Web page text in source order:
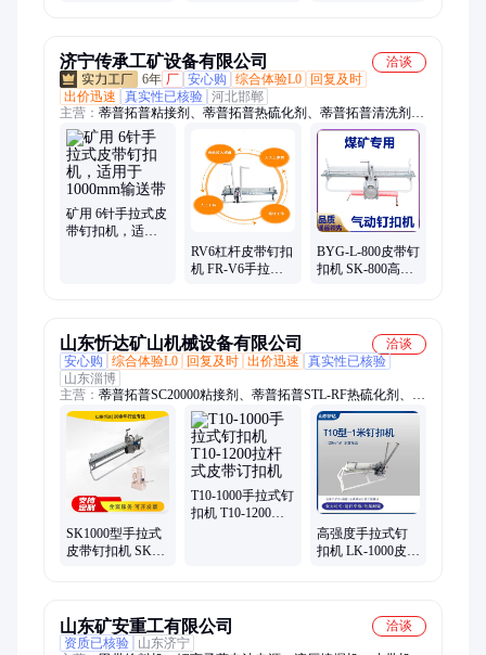
济宁传承工矿设备有限公司
洽谈
6年 厂 安心购 综合体验L0
回复及时
出价迅速
真实性已核验 河北邯郸
主营： 蒂普拓普粘接剂、蒂普拓普热硫化剂、蒂普拓普清洗剂、
高强度皮带扣、皮带钉扣机、狮王皮带扣钉扣机、高罗皮带扣钉
扣机、皮带聚氨酯清扫器、皮带胶、皮带修补条、蒂普拓普缓冲
条、蒂普拓普芯胶面胶、快速橡胶修补剂、高分子橡胶修复颗粒
胶、高分子聚乙烯托辊、非金属托辊、缓冲床、导料槽挡尘帘、
矿用气动带锯、高强度修补胶、SC2000冷硫化粘接剂
矿用 6针手拉式皮
带钉扣机，适用
RV6杠杆皮带钉扣
机 FR-V6手拉式
BYG-L-800皮带钉
扣机 SK-800高强
山东忻达矿山机械设备有限公司
洽谈
安心购
综合体验L0 回复及时 出价迅速
真实性已核验
山东淄博
主营： 蒂普拓普SC20000粘接剂、蒂普拓普STL-RF热硫化剂、蒂
普拓普清洗剂、高强度钉扣机、高强度皮带扣、狮王SU140皮带
扣、狮王KJ200钉扣机、狮王SU2000皮带、高罗T10LD钉扣机、
高罗T38皮带扣、皮带剥皮机、SC2000皮带胶、皮带钉扣机、蒂
普拓普芯胶、蒂普拓普面胶、蒂普拓普修补条、蒂普拓普高强度
橡胶修补剂、蒂普拓普耐磨喷涂材料、输送带接头胶料、未硫化
面胶、未硫化芯胶、STB面胶、STZ芯胶、硫化机专用电动水压
泵、输送带修补条
SK1000型手拉式
皮带钉扣机 SK六
T10-1000手拉式钉
扣机 T10-1200拉
高强度手拉式钉
扣机 LK-1000皮带
山东矿安重工有限公司
洽谈
资质已核验
山东济宁